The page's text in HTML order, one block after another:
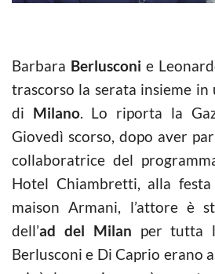
Barbara Berlusconi e
trascorso la serata insieme in
di Milano. Lo riporta la
Giovedì scorso, dopo aver
collaboratrice del
Hotel Chiambretti, alla
maison Armani, l’attore è
dell’ad del Milan per tutta
Berlusconi e Di Caprio erano